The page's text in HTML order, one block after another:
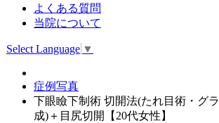
よくある質問
当院について
Select Language ▼
症例写真
下眼瞼下制術 切開法(たれ目術・グ
成)＋目尻切開【20代女性】